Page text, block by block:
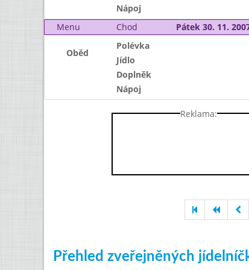
Nápoj
Menu
Chod Pátek 30. 11.
Oběd
Polévka
Jídlo
Doplněk
Nápoj
Reklama:
Přehled zveřejněných